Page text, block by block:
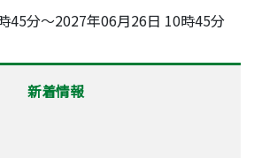
45分～2027年06月26日 10時45分
新着情報